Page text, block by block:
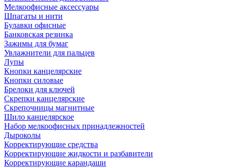
Мелкоофисные аксессуары
Шпагаты и нити
Булавки офисные
Банковская резинка
Зажимы для бумаг
Увлажнители для пальцев
Лупы
Кнопки канцелярские
Кнопки силовые
Брелоки для ключей
Скрепки канцелярские
Скрепочницы магнитные
Шило канцелярское
Набор мелкоофисных принадлежностей
Дыроколы
Корректирующие средства
Корректирующие жидкости и разбавители
Корректирующие карандаши